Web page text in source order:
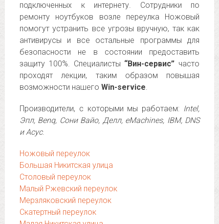
подключенных к интернету. Сотрудники по
ремонту ноутбуков возле переулка Ножовый
помогут устранить все угрозы вручную, так как
антивирусы и все остальные программы для
безопасности не в состоянии предоставить
защиту 100%. Специалисты “Вин-сервис” часто
проходят лекции, таким образом повышая
возможности нашего Win-service.
Производители, с которыми мы работаем: Intel,
Эпл, Benq, Сони Вайо, Делл, eMachines, IBM, DNS
и Асус.
Ножовый переулок
Большая Никитская улица
Столовый переулок
Малый Ржевский переулок
Мерзляковский переулок
Скатертный переулок